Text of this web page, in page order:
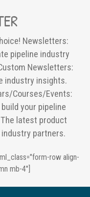
Newsletters:
pipeline industry
Newsletters:
industry insights.
Courses/Events:
your pipeline
latest product
partners.
row align-
mb-4"]